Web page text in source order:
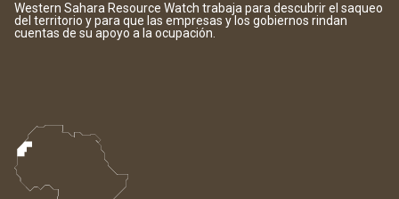
Western Sahara Resource Watch trabaja para descubrir el saqueo
del territorio y para que las empresas y los gobiernos rindan
cuentas de su apoyo a la ocupación.